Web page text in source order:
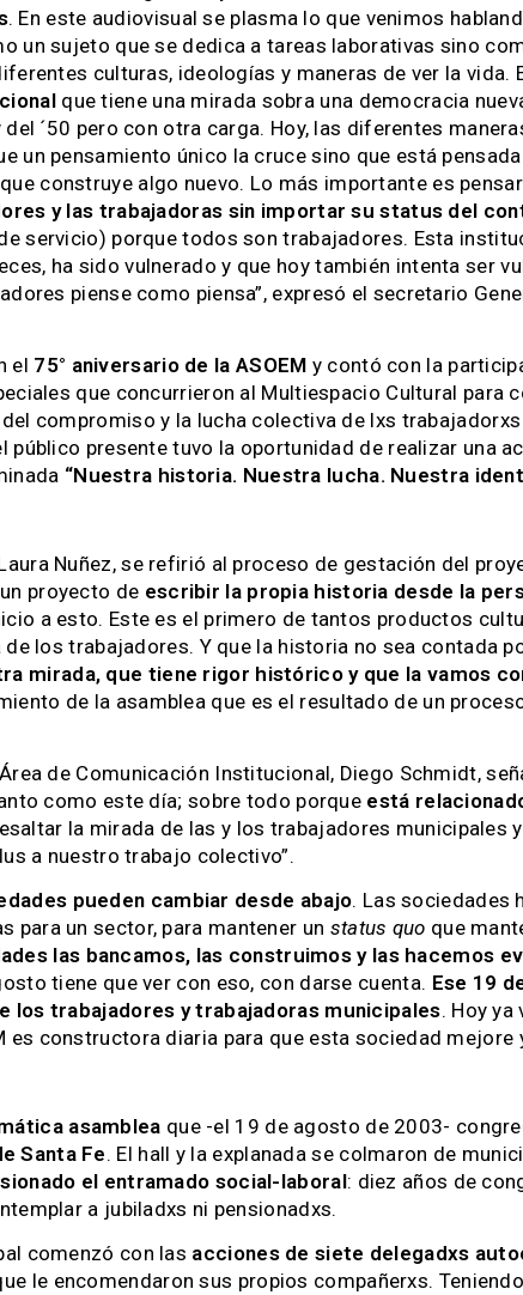
. En este audiovisual se plasma lo que venimos
un sujeto que se dedica a tareas laborativas sino
culturas, ideologías y maneras de ver la
que tiene una mirada sobra una democracia
´50 pero con otra carga. Hoy, las diferentes
un pensamiento único la cruce sino que está
construye algo nuevo. Lo más importante es
y las trabajadoras sin importar su status del
servicio) porque todos son trabajadores. Esta
ha sido vulnerado y que hoy también intenta ser
piense como piensa”, expresó el secretario
el 75° aniversario de la ASOEM y contó con la
que concurrieron al Multiespacio Cultural para
compromiso y la lucha colectiva de lxs
público presente tuvo la oportunidad de realizar una
“Nuestra historia. Nuestra lucha. Nuestra
Nuñez, se refirió al proceso de gestación del
proyecto de escribir la propia historia desde la
a esto. Este es el primero de tantos productos
los trabajadores. Y que la historia no sea contada
mirada, que tiene rigor histórico y que la vamos
de la asamblea que es el resultado de un
de Comunicación Institucional, Diego Schmidt,
como este día; sobre todo porque está
la mirada de las y los trabajadores municipales
a nuestro trabajo colectivo”.
pueden cambiar desde abajo. Las sociedades
para un sector, para mantener un status quo que
las bancamos, las construimos y las hacemos
tiene que ver con eso, con darse cuenta. Ese 19
los trabajadores y trabajadoras municipales. Hoy
es constructora diaria para que esta sociedad mejore
asamblea que -el 19 de agosto de 2003-
Santa Fe. El hall y la explanada se colmaron de
el entramado social-laboral: diez años de
a jubiladxs ni pensionadxs.
comenzó con las acciones de siete delegadxs
le encomendaron sus propios compañerxs.